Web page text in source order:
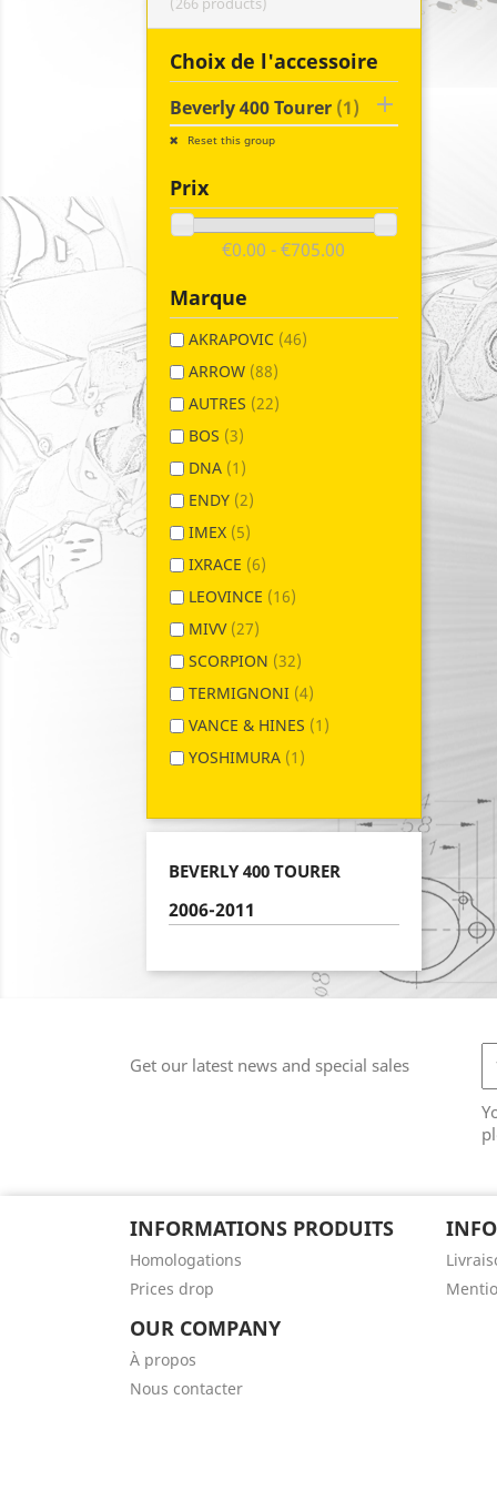
Choix de l'accessoire

Beverly 400 Tourer (1)
Reset this group
Prix
€0.00 - €705.00
Marque
AKRAPOVIC (46)
ARROW (88)
AUTRES (22)
BOS (3)
DNA (1)
ENDY (2)
IMEX (5)
IXRACE (6)
LEOVINCE (16)
MIVV (27)
SCORPION (32)
TERMIGNONI (4)
VANCE & HINES (1)
YOSHIMURA (1)
BEVERLY 400 TOURER
2006-2011
Get our latest news and special sales
INFORMATIONS PRODUITS
Homologations
Prices drop
OUR COMPANY
À propos
Nous contacter